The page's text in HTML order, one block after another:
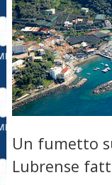
Un fumetto
Lubrense